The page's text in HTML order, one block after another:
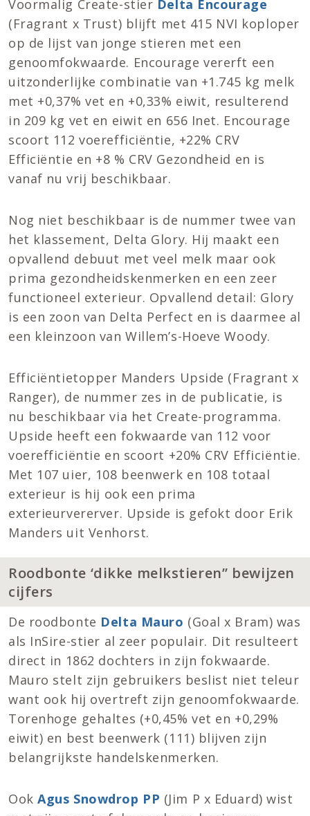
Voormalig Create-stier Delta Encourage
(Fragrant x Trust) blijft met 415 NVI koploper
op de lijst van jonge stieren met een
genoomfokwaarde. Encourage vererft een
uitzonderlijke combinatie van +1.745 kg melk
met +0,37% vet en +0,33% eiwit, resulterend
in 209 kg vet en eiwit en 656 Inet. Encourage
scoort 112 voerefficiëntie, +22% CRV
Efficiëntie en +8 % CRV Gezondheid en is
vanaf nu vrij beschikbaar.
Nog niet beschikbaar is de nummer twee van
het klassement, Delta Glory. Hij maakt een
opvallend debuut met veel melk maar ook
prima gezondheidskenmerken en een zeer
functioneel exterieur. Opvallend detail: Glory
is een zoon van Delta Perfect en is daarmee al
een kleinzoon van Willem’s-Hoeve Woody.
Efficiëntietopper Manders Upside (Fragrant x
Ranger), de nummer zes in de publicatie, is
nu beschikbaar via het Create-programma.
Upside heeft een fokwaarde van 112 voor
voerefficiëntie en scoort +20% CRV Efficiëntie.
Met 107 uier, 108 beenwerk en 108 totaal
exterieur is hij ook een prima
exterieurvererver. Upside is gefokt door Erik
Manders uit Venhorst.
Roodbonte ‘dikke melkstieren’’ bewijzen
cijfers
De roodbonte Delta Mauro (Goal x Bram) was
als InSire-stier al zeer populair. Dit resulteert
direct in 1862 dochters in zijn fokwaarde.
Mauro stelt zijn gebruikers beslist niet teleur
want ook hij overtreft zijn genoomfokwaarde.
Torenhoge gehaltes (+0,45% vet en +0,29%
eiwit) en best beenwerk (111) blijven zijn
belangrijkste handelskenmerken.
OokAgus Snowdrop PP (Jim P x Eduard) wist